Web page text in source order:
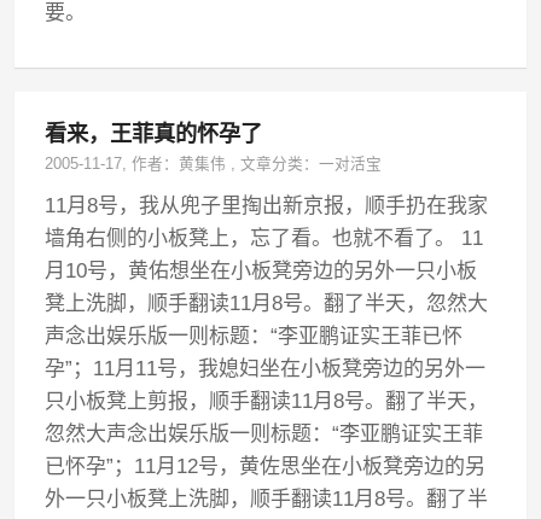
要。
看来，王菲真的怀孕了
2005-11-17, 作者：黄集伟 ,文章分类：一对活宝
11月8号，我从兜子里掏出新京报，顺手扔在我家
墙角右侧的小板凳上，忘了看。也就不看了。 11
月10号，黄佑想坐在小板凳旁边的另外一只小板
凳上洗脚，顺手翻读11月8号。翻了半天，忽然大
声念出娱乐版一则标题：“李亚鹏证实王菲已怀
孕”；11月11号，我媳妇坐在小板凳旁边的另外一
只小板凳上剪报，顺手翻读11月8号。翻了半天，
忽然大声念出娱乐版一则标题：“李亚鹏证实王菲
已怀孕”；11月12号，黄佐思坐在小板凳旁边的另
外一只小板凳上洗脚，顺手翻读11月8号。翻了半